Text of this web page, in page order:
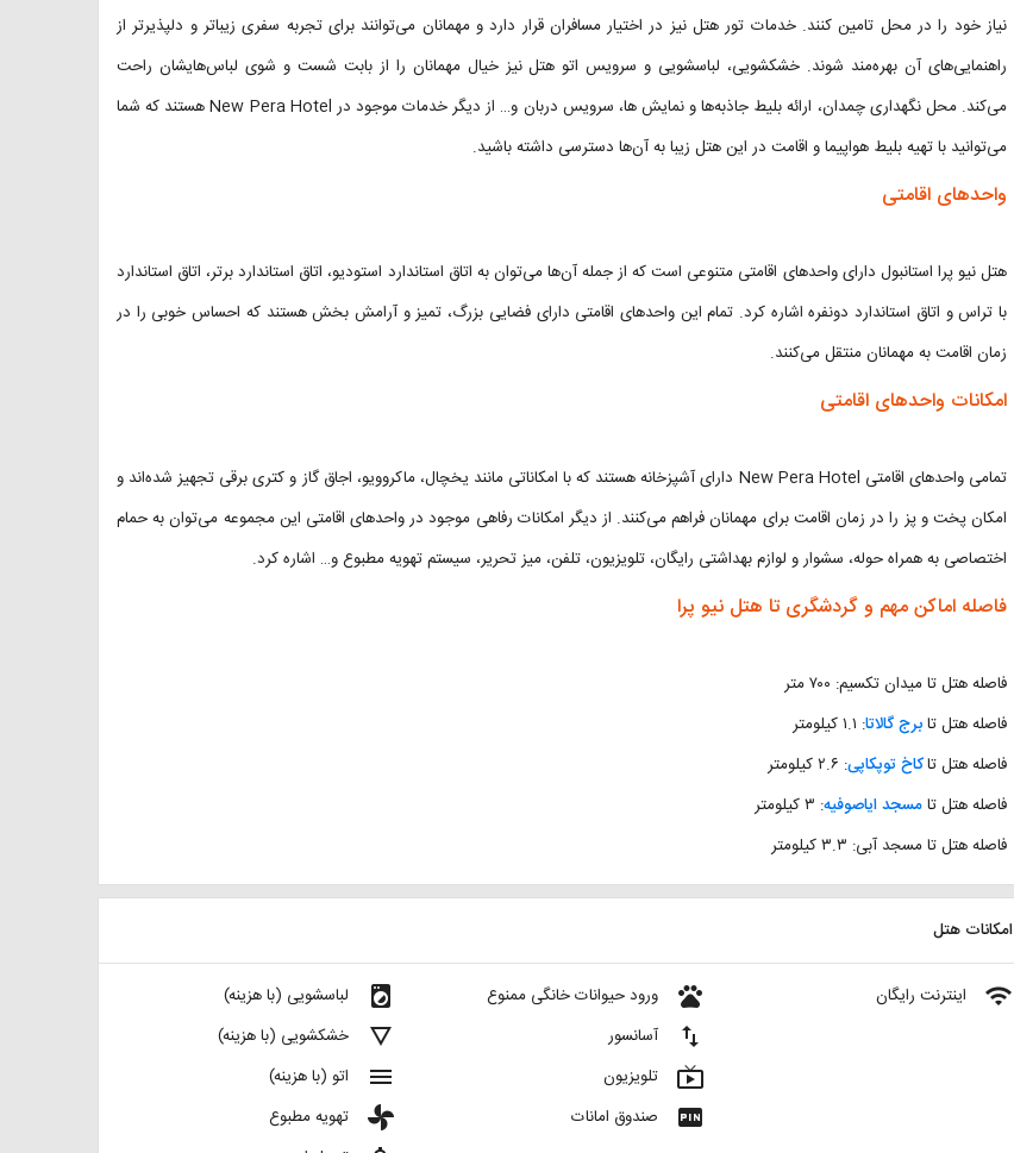
نیاز خود را در محل تامین کنند. خدمات تور هتل نیز در اختیار مسافران قرار دارد و مهمانان می‌توانند برای تجربه سفری زیباتر و دلپذیر‌تر از
راهنمایی‌های آن بهره‌مند شوند. خشکشویی، لباسشویی و سرویس اتو هتل نیز خیال مهمانان را از بابت شست و شوی لباس‌هایشان راحت
می‌کند. محل نگهداری چمدان، ارائه بلیط جاذبه‌ها و نمایش ها، سرویس دربان و… از دیگر خدمات موجود در New Pera Hotel هستند که شما
می‌توانید با تهیه بلیط هواپیما و اقامت در این هتل زیبا به آن‌ها دسترسی داشته باشید.
واحدهای اقامتی
هتل نیو پرا استانبول دارای واحدهای اقامتی متنوعی است که از جمله آن‌ها می‌توان به اتاق استاندارد استودیو، اتاق استاندارد برتر، اتاق استاندارد
با تراس و اتاق استاندارد دونفره اشاره کرد. تمام این واحدهای اقامتی دارای فضایی بزرگ، تمیز و آرامش بخش هستند که احساس خوبی را در
زمان اقامت به مهمانان منتقل می‌کنند.
امکانات واحدهای اقامتی
تمامی واحدهای اقامتی New Pera Hotel دارای آشپزخانه هستند که با امکاناتی مانند یخچال، ماکروویو، اجاق گاز و کتری برقی تجهیز شده‌اند و
امکان پخت و پز را در زمان اقامت برای مهمانان فراهم می‌کنند. از دیگر امکانات رفاهی موجود در واحدهای اقامتی این مجموعه می‌توان به حمام
اختصاصی به همراه حوله، سشوار و لوازم بهداشتی رایگان، تلویزیون، تلفن، میز تحریر، سیستم تهویه مطبوع و… اشاره کرد.
فاصله اماکن مهم و گردشگری تا هتل نیو پرا
فاصله هتل تا میدان تکسیم: ۷۰۰ متر
فاصله هتل تابرج گالاتا: ۱.۱ کیلومتر
فاصله هتل تاکاخ توپکاپی: ۲.۶ کیلومتر
فاصله هتل تامسجد ایاصوفیه: ۳ کیلومتر
فاصله هتل تا مسجد آبی: ۳.۳ کیلومتر
امکانات هتل
local_laundry_service لباسشویی (با هزینه)
details خشکشویی (با هزینه)
menu اتو (با هزینه)
toys تهویه مطبوع
pets ورود حیوانات خانگی ممنوع
import_export آسانسور
live_tv تلویزیون
fiber_pin صندوق امانات
wifi اینترنت رایگان